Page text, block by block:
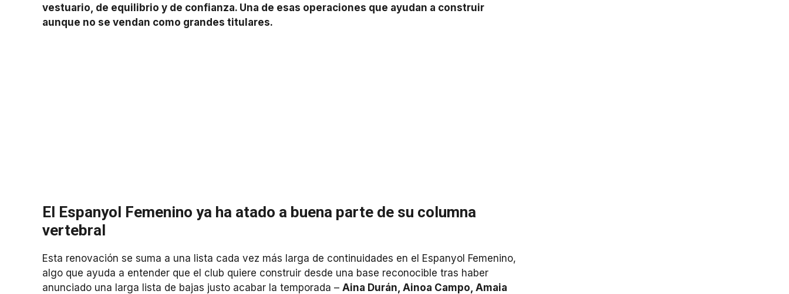
vestuario, de equilibrio y de confianza. Una de esas operaciones que ayudan a construir
aunque no se vendan como grandes titulares.
El Espanyol Femenino ya ha atado a buena parte de su columna
vertebral
Esta renovación se suma a una lista cada vez más larga de continuidades en el Espanyol Femenino,
algo que ayuda a entender que el club quiere construir desde una base reconocible tras haber
anunciado una larga lista de bajas justo acabar la temporada – Aina Durán, Ainoa Campo, Amaia